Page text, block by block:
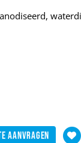
aanvragen